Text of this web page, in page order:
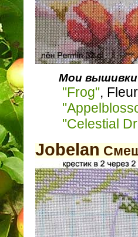
Мои
"Frog",
"Celestial
Jobelan